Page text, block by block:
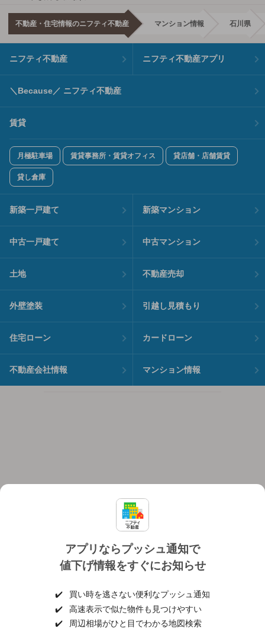
アプリならプッシュ通知で
値下げ情報をすぐにお知らせ
✔️
買い時を逃さない便利なプッシュ通知
✔️
高速表示で似た物件も見つけやすい
✔️
周辺相場がひと目でわかる地図検索
不動産・住宅情報のニフティ不動産 マンション情報 石川県
ニフティ不動産 ニフティ不動産アプリ
＼Because／ ニフティ不動産
賃貸
月極駐車場 賃貸事務所・賃貸オフィス 貸店舗・店舗賃貸
貸し倉庫
新築一戸建て 新築マンション
中古一戸建て 中古マンション
土地 不動産売却
外壁塗装 引越し見積もり
住宅ローン カードローン
不動産会社情報 マンション情報
個人情報保護ポリシー 利用規約
ヘルプ・お問い合わせ 採用情報